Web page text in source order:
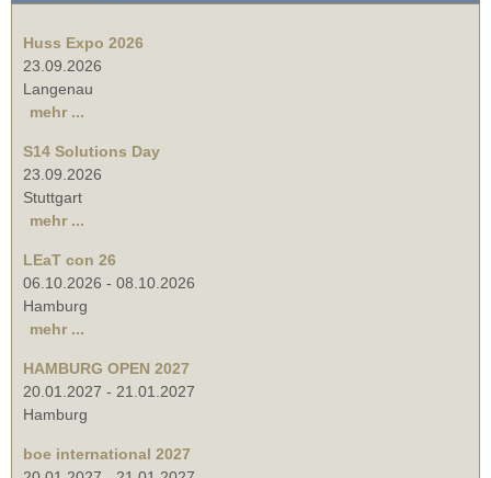
Huss Expo 2026
23.09.2026
Langenau
mehr ...
S14 Solutions Day
23.09.2026
Stuttgart
mehr ...
LEaT con 26
06.10.2026 - 08.10.2026
Hamburg
mehr ...
HAMBURG OPEN 2027
20.01.2027 - 21.01.2027
Hamburg
boe international 2027